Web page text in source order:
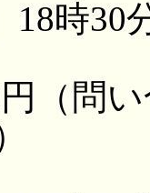
18時
（問